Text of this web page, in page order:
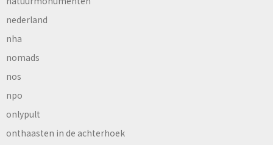
nederland
nha
nomads
nos
npo
onlypult
onthaasten in de achterhoek